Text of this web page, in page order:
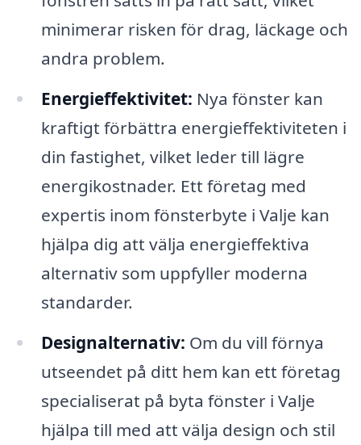
minimerar risken för drag, läckage och
andra problem.
Energieffektivitet: Nya fönster kan
kraftigt förbättra energieffektiviteten i
din fastighet, vilket leder till lägre
energikostnader. Ett företag med
expertis inom fönsterbyte i Valje kan
hjälpa dig att välja energieffektiva
alternativ som uppfyller moderna
standarder.
Designalternativ: Om du vill förnya
utseendet på ditt hem kan ett företag
specialiserat på byta fönster i Valje
hjälpa till med att välja design och stil